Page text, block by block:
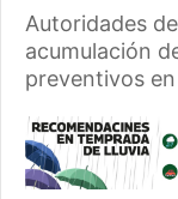
Autoridades
acumulación
preventivos